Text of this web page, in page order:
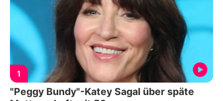
1
"Peggy Bundy"-Katey Sagal über späte